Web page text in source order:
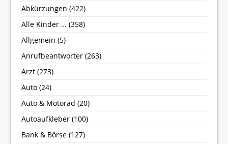
Abkürzungen (422)
Alle Kinder … (358)
Allgemein (5)
Anrufbeantworter (263)
Arzt (273)
Auto (24)
Auto & Motorad (20)
Autoaufkleber (100)
Bank & Börse (127)